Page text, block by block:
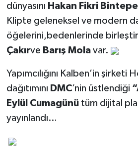
dünyasını Hakan Fikri Bintepe
Klipte geleneksel ve modern
öğelerini,bedenlerinde
Çakırve Barış Molavar.
Yapımcılığını Kalben’in şirketi
dağıtımını DMC’nin üstlendiği
Eylül Cumagünütüm dijital
yayınlandı…